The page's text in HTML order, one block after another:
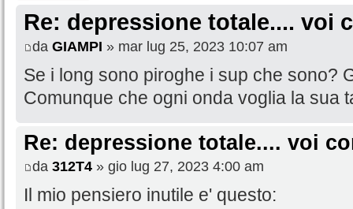
Re: depressione totale.... voi
da GIAMPI » mar lug 25, 2023 10:07 am
Se i long sono piroghe i sup che sono?
Comunque che ogni onda voglia la sua
Re: depressione totale.... voi
da 312T4 » gio lug 27, 2023 4:00 am
Il mio pensiero inutile e' questo: